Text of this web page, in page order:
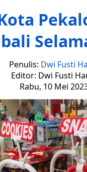
Penulis: Dwi Fusti
Editor: Dwi Fusti
Rabu, 10 Mei